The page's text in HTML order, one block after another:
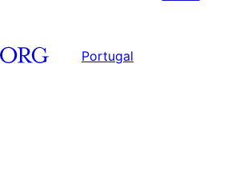
Portugal